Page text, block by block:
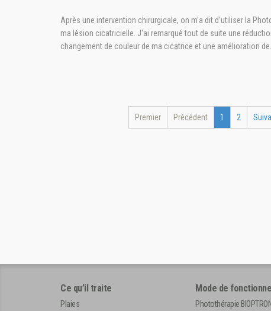
Après une intervention chirurgicale, on m'a dit d'utiliser la
ma lésion cicatricielle. J'ai remarqué tout de suite une
changement de couleur de ma cicatrice et une amélioration de...
Premier Précédent 1 2
Ce qu’il traite
Plaies
Mode de
Photothérapie BIOPTRON